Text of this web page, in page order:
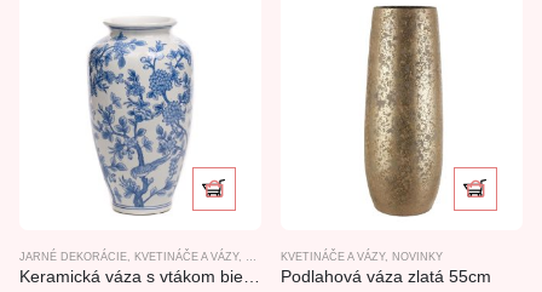
JARNÉ DEKORÁCIE KVETINÁČE A VÁZY, LETNÉ DEKORÁCIE,NOVINKY
KVETINÁČE A VÁZY, NOVINKY
Podlahová váza zlatá 55cm